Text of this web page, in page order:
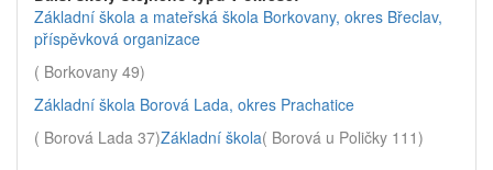
Základní škola a mateřská škola Borkovany, okres Břeclav,
příspěvková organizace
( Borkovany 49)
Základní škola Borová Lada, okres Prachatice
( Borová Lada 37)Základní škola( Borová u Poličky 111)